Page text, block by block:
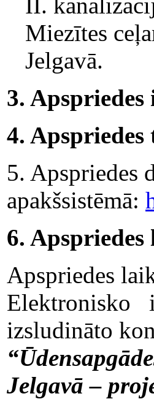
Miezītes
Jelgavā.
3.
4. Apspriedes
5. Apspriedes
apakšsistēmā:
6.
Apspriedes
Elektronisko
izsludināto
Jelgavā –